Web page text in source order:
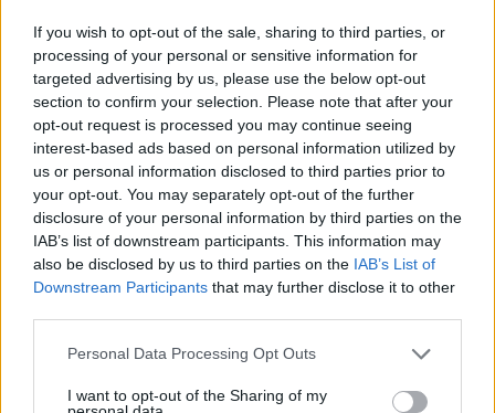
If you wish to opt-out of the sale, sharing to third parties, or
processing of your personal or sensitive information for
targeted advertising by us, please use the below opt-out
section to confirm your selection. Please note that after your
opt-out request is processed you may continue seeing
interest-based ads based on personal information utilized by
us or personal information disclosed to third parties prior to
your opt-out. You may separately opt-out of the further
disclosure of your personal information by third parties on the
IAB’s list of downstream participants. This information may
also be disclosed by us to third parties on the IAB’s List of
Downstream Participants that may further disclose it to other
Please note that this website/app uses one or more Google
not limited to your visit or usage behaviour. You may click to
Personal Data Processing Opt Outs
I want to opt-out of the Sharing of my
Contacto:
ARTÍCULO ANTERIOR
ARTÍCULO SIGUIENTE
Más leídos
CULTURA